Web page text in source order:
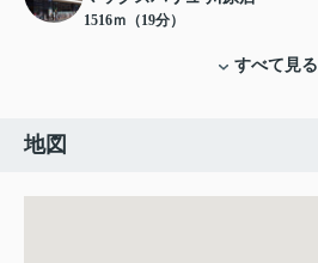
1516ｍ（19分）
すべて見る
地図